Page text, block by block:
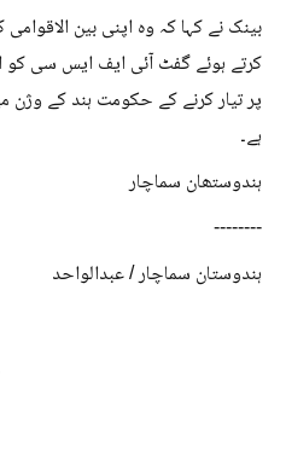
بینک نے کہا کہ وہ اپنی بین
کرتے ہوئے گفٹ آئی ایف ایس سی
پر تیار کرنے کے حکومت ہند کے وژن
ہے۔
ہندوستھان سماچار
--------
ہندوستان سماچار / عبدالواحد